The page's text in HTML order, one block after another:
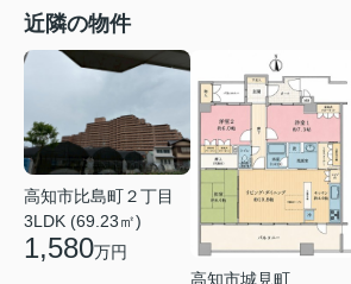
近隣の物件
高知市比島町２丁目
3LDK (69.23㎡)
1,580万円
高知市城見町